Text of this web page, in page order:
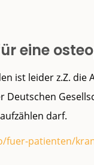
eine
ist leider z.Z.
Deutschen
darf.
fuer-patienten/